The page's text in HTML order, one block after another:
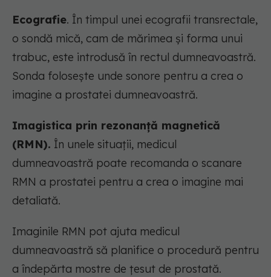
Ecografie. În timpul unei ecografii transrectale,
o sondă mică, cam de mărimea și forma unui
trabuc, este introdusă în rectul dumneavoastră.
Sonda folosește unde sonore pentru a crea o
imagine a prostatei dumneavoastră.
Imagistica prin rezonanță magnetică
(RMN). În unele situații, medicul
dumneavoastră poate recomanda o scanare
RMN a prostatei pentru a crea o imagine mai
detaliată.
Imaginile RMN pot ajuta medicul
dumneavoastră să planifice o procedură pentru
a îndepărta mostre de țesut de prostată.